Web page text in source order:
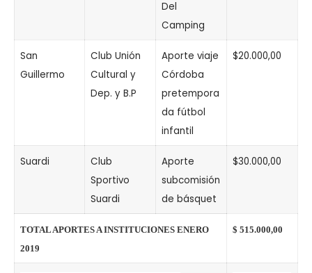
Del
Camping
San
Guillermo
Club Unión
Cultural y
Dep. y B.P
Aporte viaje
Córdoba
pretempora
da fútbol
infantil
$20.000,00
Suardi
Club
Sportivo
Suardi
Aporte
subcomisión
de básquet
$30.000,00
TOTAL APORTES A INSTITUCIONES ENERO
2019
$ 515.000,00